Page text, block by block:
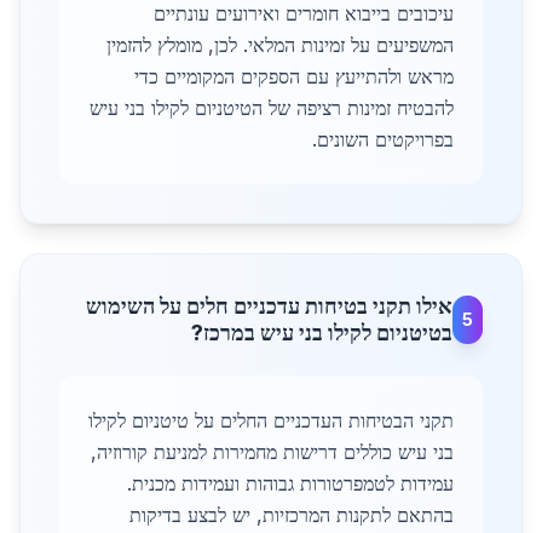
עיכובים בייבוא חומרים ואירועים עונתיים
המשפיעים על זמינות המלאי. לכן, מומלץ להזמין
מראש ולהתייעץ עם הספקים המקומיים כדי
להבטיח זמינות רציפה של הטיטניום לקילו בני עיש
בפרויקטים השונים.
5
אילו תקני בטיחות עדכניים חלים על השימוש
בטיטניום לקילו בני עיש במרכז?
תקני הבטיחות העדכניים החלים על טיטניום לקילו
בני עיש כוללים דרישות מחמירות למניעת קורוזיה,
עמידות לטמפרטורות גבוהות ועמידות מכנית.
בהתאם לתקנות המרכזיות, יש לבצע בדיקות